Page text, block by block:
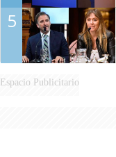
5
Espacio Publicitario